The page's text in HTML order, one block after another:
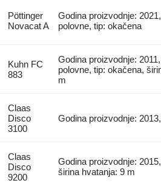
Pöttinger
Novacat A
Godina proizvodnje:
polovne, tip: okačena
Kuhn FC
883
Godina proizvodnje:
polovne, tip: okačena,
m
Claas
Disco
3100
Godina proizvodnje:
Claas
Disco
9200
Godina proizvodnje:
širina hvatanja: 9 m